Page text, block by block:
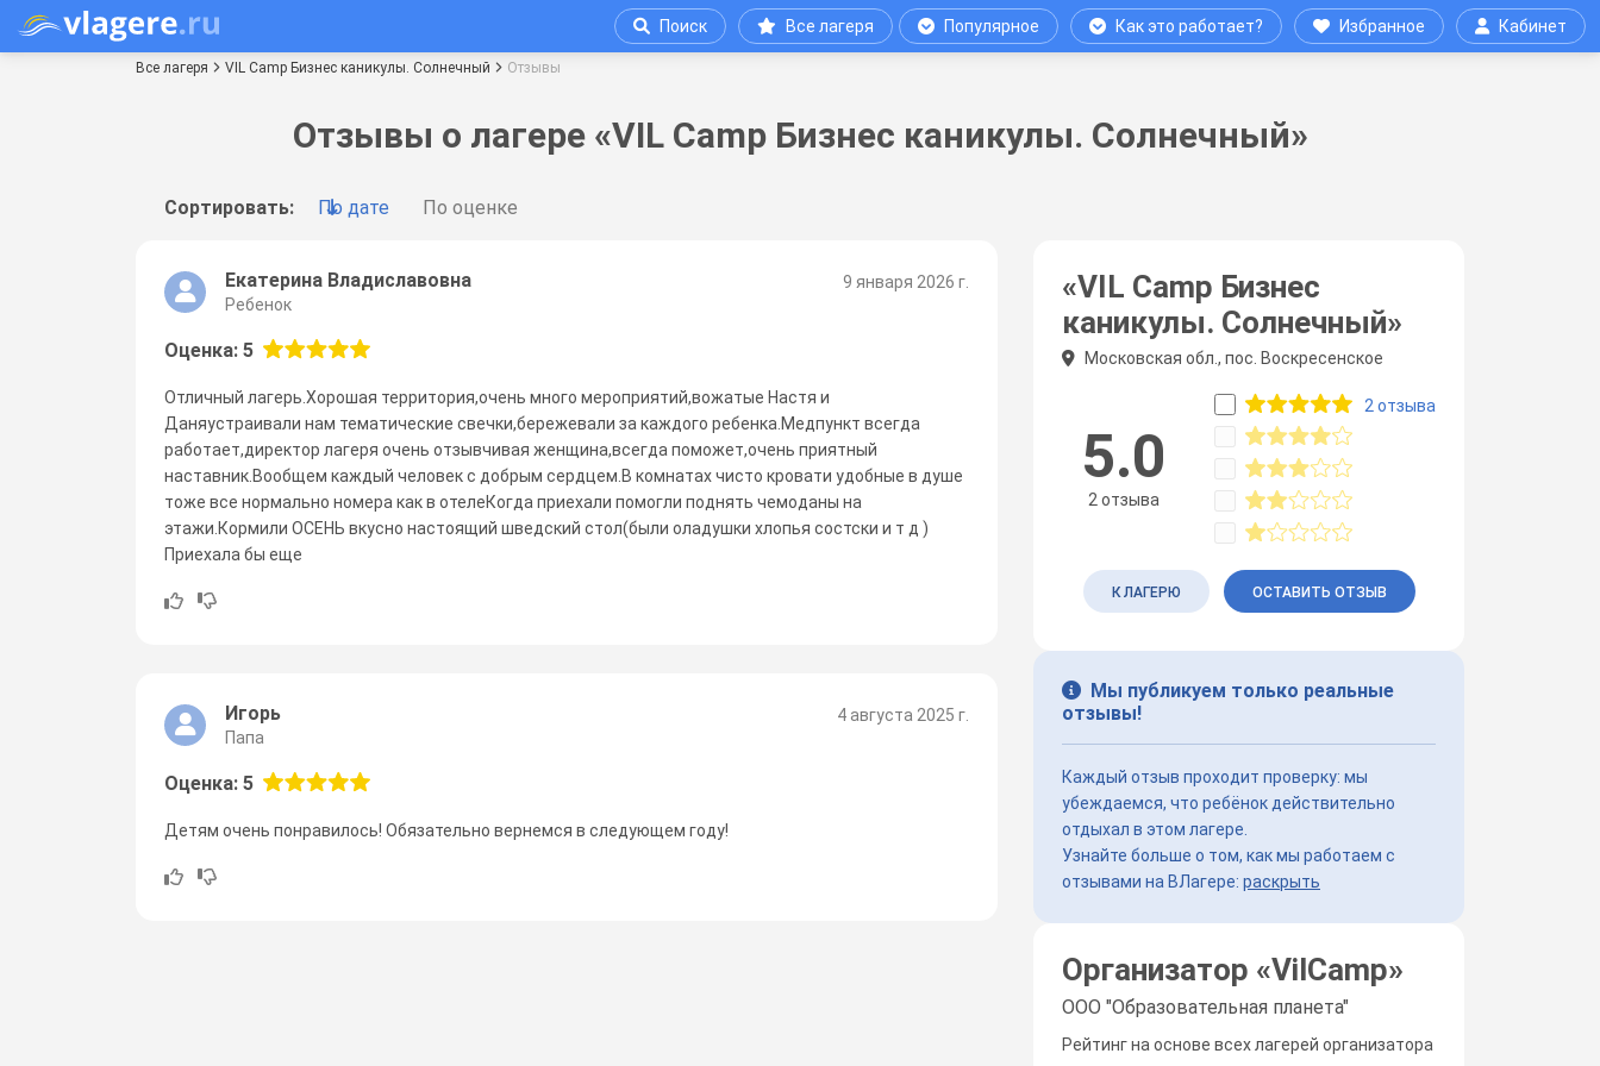
Поиск Все лагеря Популярное Как это работает? Избранное Кабинет
Все лагеря VIL Camp Бизнес каникулы. Солнечный Отзывы
Отзывы о лагере «VIL Camp Бизнес каникулы. Солнечный»
Сортировать: По дате По оценке
9 января 2026 г.
Екатерина Владиславовна
Ребенок
Оценка: 5
Отличный лагерь.Хорошая территория,очень много мероприятий,вожатые Настя и
Даняустраивали нам тематические свечки,бережевали за каждого ребенка.Медпункт всегда
работает,директор лагеря очень отзывчивая женщина,всегда поможет,очень приятный
наставник.Вообщем каждый человек с добрым сердцем.В комнатах чисто кровати удобные в душе
тоже все нормально номера как в отелеКогда приехали помогли поднять чемоданы на
этажи.Кормили ОСЕНЬ вкусно настоящий шведский стол(были оладушки хлопья состски и т д )
Приехала бы еще
4 августа 2025 г.
Игорь
Папа
Оценка: 5
Детям очень понравилось! Обязательно вернемся в следующем году!
«VIL Camp Бизнес
каникулы. Солнечный»
Московская обл., пос. Воскресенское
5.0
2 отзыва
2 отзыва
К ЛАГЕРЮ ОСТАВИТЬ ОТЗЫВ
Мы публикуем только реальные
отзывы!
Каждый отзыв проходит проверку: мы
убеждаемся, что ребёнок действительно
отдыхал в этом лагере.
Узнайте больше о том, как мы работаем с
отзывами на ВЛагере: раскрыть
Организатор «VilCamp»
ООО "Образовательная планета"
Рейтинг на основе всех лагерей организатора